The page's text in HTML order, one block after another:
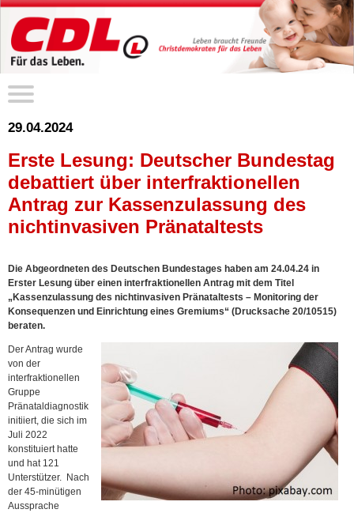
29.04.2024
Erste Lesung: Deutscher Bundestag
debattiert über interfraktionellen
Antrag zur Kassenzulassung des
nichtinvasiven Pränataltests
Die Abgeordneten des Deutschen Bundestages haben am 24.04.24 in
Erster Lesung über einen interfraktionellen Antrag mit dem Titel
„Kassenzulassung des nichtinvasiven Pränataltests – Monitoring der
Konsequenzen und Einrichtung eines Gremiums“ (Drucksache 20/10515)
beraten.
Der Antrag wurde
von der
interfraktionellen
Gruppe
Pränataldiagnostik
initiiert, die sich im
Juli 2022
konstituiert hatte
und hat 121
Unterstützer. Nach
der 45-minütigen
Aussprache